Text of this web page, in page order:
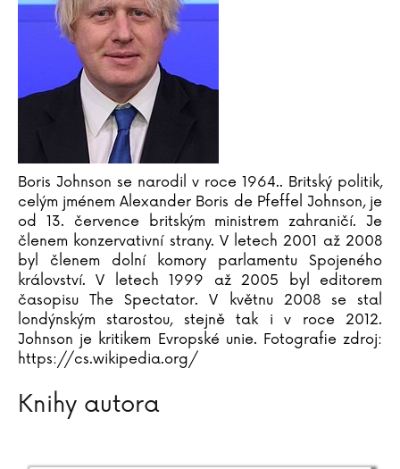
Brian Jay Jones
Ewa Jostes
Boris Johnson se narodil v roce 1964.. Britský politik,
celým jménem Alexander Boris de Pfeffel Johnson, je
od 13. července britským ministrem zahraničí. Je
členem konzervativní strany. V letech 2001 až 2008
byl členem dolní komory parlamentu Spojeného
království. V letech 1999 až 2005 byl editorem
časopisu The Spectator. V květnu 2008 se stal
londýnským starostou, stejně tak i v roce 2012.
Johnson je kritikem Evropské unie. Fotografie zdroj:
https://cs.wikipedia.org/
Knihy autora